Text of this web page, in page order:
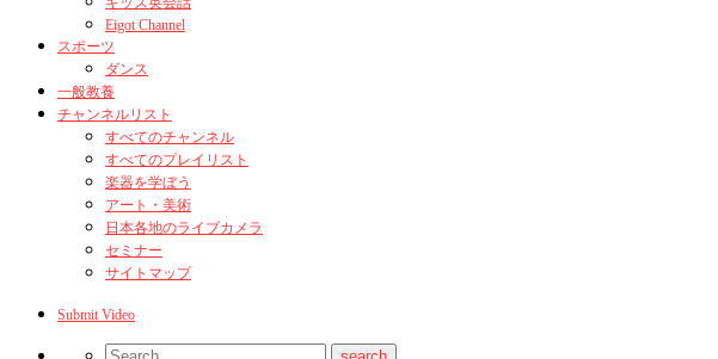
Eigot Channel
スポーツ
ダンス
一般教養
チャンネルリスト
すべてのチャンネル
すべてのプレイリスト
楽器を学ぼう
アート・美術
日本各地のライブカメラ
セミナー
サイトマップ
Submit Video